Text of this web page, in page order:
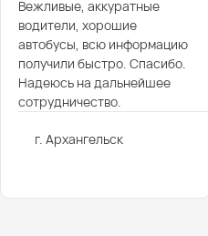
Вежливые, аккуратные
водители, хорошие
автобусы, всю информацию
получили быстро. Спасибо.
Надеюсь на дальнейшее
сотрудничество.
г. Архангельск